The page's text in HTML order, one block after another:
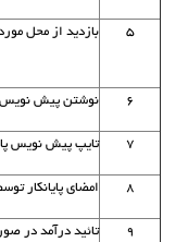
۵ بازدید از محل
۶ نوشتن پیش نویس
۷ تایپ پیش نویس
۸ امضای پایانکار
۹ تائید درآمد در